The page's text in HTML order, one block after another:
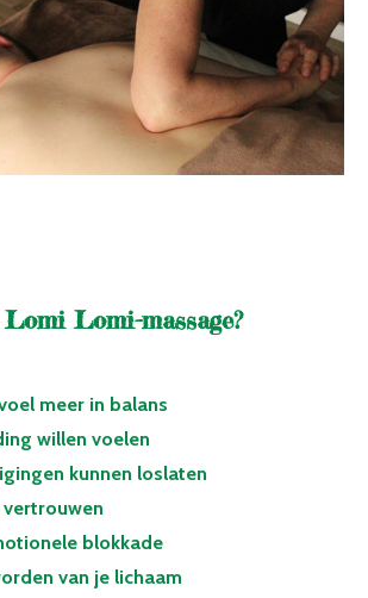
Lomi-massage?
meer in balans
willen voelen
kunnen loslaten
blokkade
van je lichaam